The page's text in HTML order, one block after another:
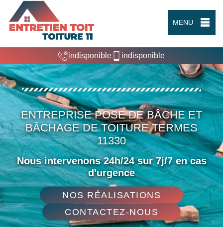
MENU
indisponible indisponible
ENTREPRISE POSE DE BÂCHE ET
BÂCHAGE DE TOITURE TERMES
11330
Nous intervenons 24h/24 sur 7j/7 en cas
d'urgence
NOS RÉALISATIONS
CONTACTEZ-NOUS